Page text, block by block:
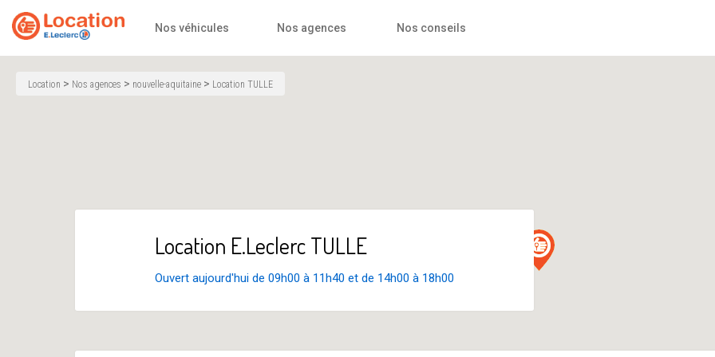
Accueil
Nos véhicules Nos agences Nos conseils
Location > Nos agences > nouvelle-aquitaine > Location TULLE
Location E.Leclerc TULLE
Ouvert aujourd'hui de 09h00 à 11h40 et de 14h00 à 18h00